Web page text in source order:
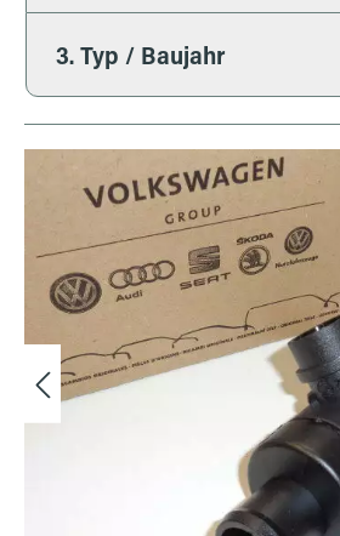
Bildergalerie überspringen